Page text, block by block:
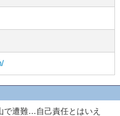
で遭難…自己責任とはいえ